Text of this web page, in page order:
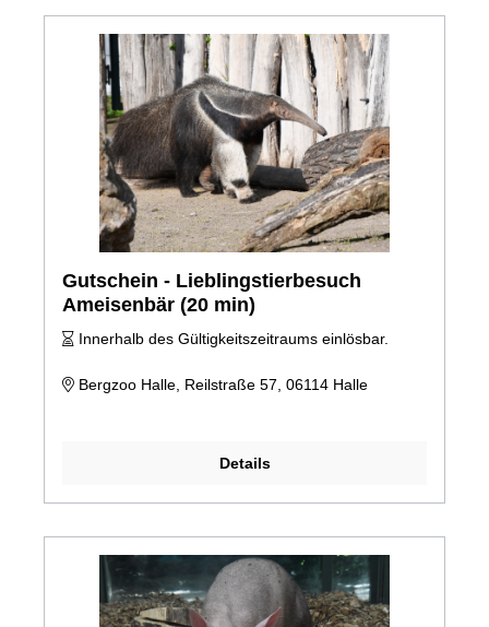
Gutschein - Lieblingstierbesuch
Ameisenbär (20 min)
Innerhalb des Gültigkeitszeitraums einlösbar.
Bergzoo Halle, Reilstraße 57, 06114 Halle
Details